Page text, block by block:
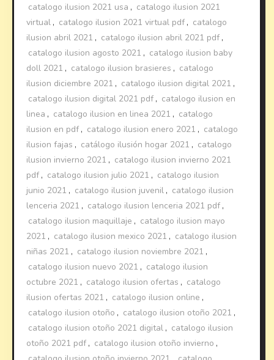
catalogo ilusion 2021 usa , catalogo ilusion 2021
virtual , catalogo ilusion 2021 virtual pdf , catalogo
ilusion abril 2021 , catalogo ilusion abril 2021 pdf ,
catalogo ilusion agosto 2021 , catalogo ilusion baby
doll 2021 , catalogo ilusion brasieres , catalogo
ilusion diciembre 2021 , catalogo ilusion digital 2021 ,
catalogo ilusion digital 2021 pdf , catalogo ilusion en
linea , catalogo ilusion en linea 2021 , catalogo
ilusion en pdf , catalogo ilusion enero 2021 , catalogo
ilusion fajas , catálogo ilusión hogar 2021 , catalogo
ilusion invierno 2021 , catalogo ilusion invierno 2021
pdf , catalogo ilusion julio 2021 , catalogo ilusion
junio 2021 , catalogo ilusion juvenil , catalogo ilusion
lenceria 2021 , catalogo ilusion lenceria 2021 pdf ,
catalogo ilusion maquillaje , catalogo ilusion mayo
2021 , catalogo ilusion mexico 2021 , catalogo ilusion
niñas 2021 , catalogo ilusion noviembre 2021 ,
catalogo ilusion nuevo 2021 , catalogo ilusion
octubre 2021 , catalogo ilusion ofertas , catalogo
ilusion ofertas 2021 , catalogo ilusion online ,
catalogo ilusion otoño , catalogo ilusion otoño 2021 ,
catalogo ilusion otoño 2021 digital , catalogo ilusion
otoño 2021 pdf , catalogo ilusion otoño invierno ,